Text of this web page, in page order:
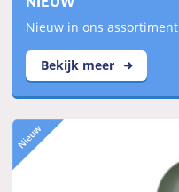
Nieuw in ons assortiment
Bekijk meer